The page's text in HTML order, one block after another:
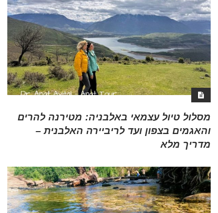
מסלול טיול עצמאי באלבניה: מטירנה להרים
והאגמים בצפון ועד לריביירה האלבנית –
מדריך מלא